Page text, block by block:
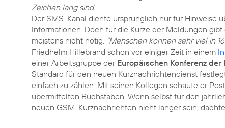
Zeichen lang sind.
Der SMS-Kanal diente ursprünglich nur für Hinweise
Informationen. Doch für die Kürze der Meldungen
meistens nicht nötig. "Menschen können sehr viel in
Friedhelm Hillebrand schon vor einiger Zeit in einem
einer Arbeitsgruppe der Europäischen Konferenz
Standard für den neuen Kurznachrichtendienst
einfach zu zählen. Mit seinen Kollegen schaute er
übermittelten Buchstaben. Wenn selbst für den
neuen GSM-Kurznachrichten nicht länger sein,